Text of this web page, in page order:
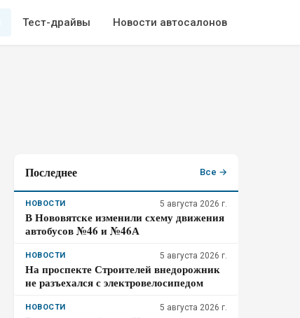
Тест-драйвы Новости автосалонов
Последнее Все →
НОВОСТИ 5 августа 2026 г.
В Нововятске изменили схему движения
автобусов №46 и №46А
НОВОСТИ 5 августа 2026 г.
На проспекте Строителей внедорожник
не разъехался с электровелосипедом
НОВОСТИ 5 августа 2026 г.